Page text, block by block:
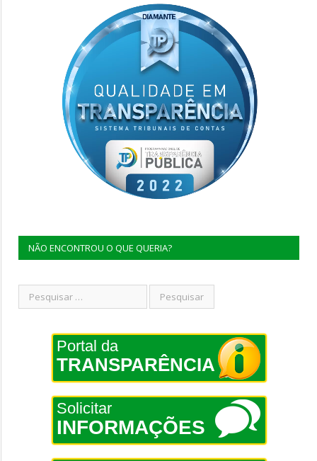
NÃO ENCONTROU O QUE QUERIA?
Portal da
TRANSPARÊNCIA
Solicitar
INFORMAÇÕES